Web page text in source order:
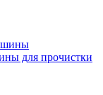
для прочистки